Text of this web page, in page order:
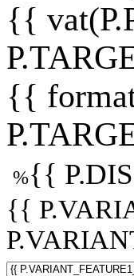
{{
{{
%{{
{{